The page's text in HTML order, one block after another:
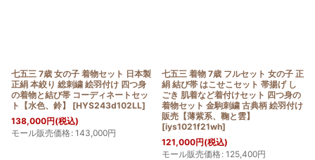
七五三 7歳 女の子 着物セット 日本製
正絹 本絞り 総刺繍 絵羽付け 四つ身
の着物と結び帯 コーディネートセッ
ト【水色、鈴】
[HYS243d102LL]
138,000円(税込)
モール販売価格: 143,000円
七五三 着物 7歳 フルセット 女の子 正
絹 結び帯 はこせこセット 帯揚げ し
ごき 肌着など着付けセット 四つ身の
着物セット 金駒刺繍 古典柄 絵羽付け
販売【薄紫系、鞠と雲】
[iys1021f21wh]
121,000円(税込)
モール販売価格: 125,400円